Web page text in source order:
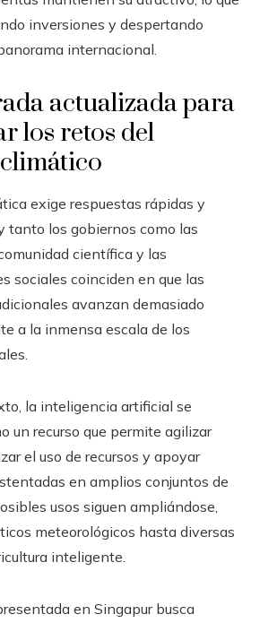
inversiones y despertando
internacional.
actualizada para
los retos del
exige respuestas rápidas y
tanto los gobiernos como las
científica y las
sociales coinciden en que las
avanzan demasiado
a la inmensa escala de los
la inteligencia artificial se
un recurso que permite agilizar
el uso de recursos y apoyar
en amplios conjuntos de
usos siguen ampliándose,
meteorológicos hasta diversas
inteligente.
en Singapur busca